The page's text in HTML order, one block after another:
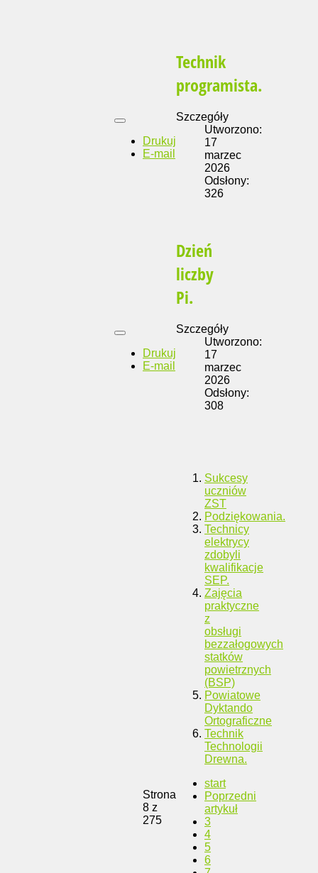
Technik
programista.
Drukuj
E-mail
Szczegóły
Utworzono:
17
marzec
2026
Odsłony:
326
Dzień
liczby
Pi.
Drukuj
E-mail
Szczegóły
Utworzono:
17
marzec
2026
Odsłony:
308
Sukcesy
uczniów
ZST
Podziękowania.
Technicy
elektrycy
zdobyli
kwalifikacje
SEP.
Zajęcia
praktyczne
z
obsługi
bezzałogowych
statków
powietrznych
(BSP)
Powiatowe
Dyktando
Ortograficzne
Technik
Technologii
Drewna.
Strona
8 z
275
start
Poprzedni
artykuł
3
4
5
6